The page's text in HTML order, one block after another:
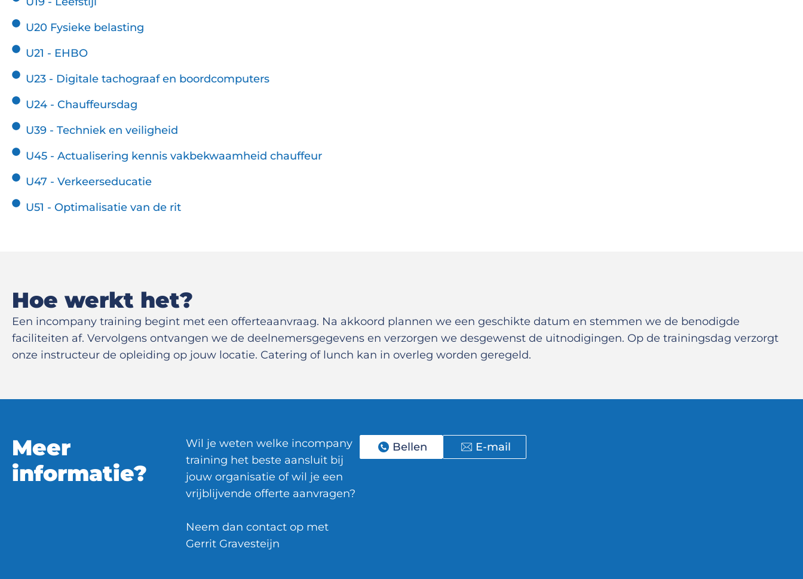
U20 Fysieke belasting
U21 - EHBO
U23 - Digitale tachograaf en boordcomputers
U24 - Chauffeursdag
U39 - Techniek en veiligheid
U45 - Actualisering kennis vakbekwaamheid chauffeur
U47 - Verkeerseducatie
U51 - Optimalisatie van de rit
Hoe werkt het?
Een incompany training begint met een offerteaanvraag. Na akkoord plannen we een geschikte datum en stemmen we de benodigde
faciliteiten af. Vervolgens ontvangen we de deelnemersgegevens en verzorgen we desgewenst de uitnodigingen. Op de trainingsdag verzorgt
onze instructeur de opleiding op jouw locatie. Catering of lunch kan in overleg worden geregeld.
Meer
informatie?
Wil je weten welke incompany
training het beste aansluit bij
jouw organisatie of wil je een
vrijblijvende offerte aanvragen?
Neem dan contact op met
Gerrit Gravesteijn
Bellen E-mail